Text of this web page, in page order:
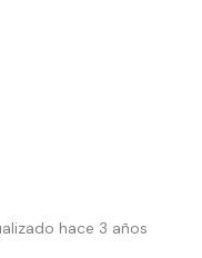
hace 3 años